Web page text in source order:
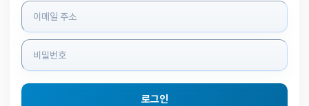
로그인 정보 입력
로그인